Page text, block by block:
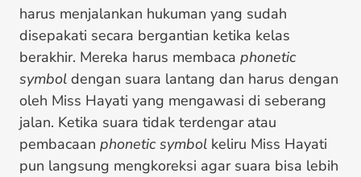
harus menjalankan hukuman yang sudah
disepakati secara bergantian ketika kelas
berakhir. Mereka harus membaca phonetic
symbol dengan suara lantang dan harus dengan
oleh Miss Hayati yang mengawasi di seberang
jalan. Ketika suara tidak terdengar atau
pembacaan phonetic symbol keliru Miss Hayati
pun langsung mengkoreksi agar suara bisa lebih